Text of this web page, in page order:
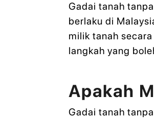
Gadai tanah
berlaku di
milik tanah
langkah yang
Apakah
Gadai tanah